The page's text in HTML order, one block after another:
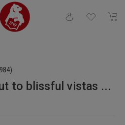
Du hast 0
to blissful vistas ...